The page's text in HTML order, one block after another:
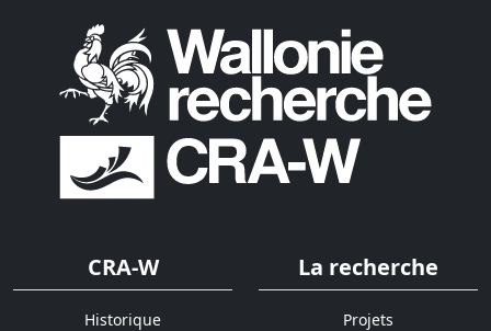
CRA-W
Historique
La recherche
Projets